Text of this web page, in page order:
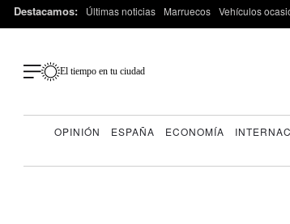
Destacamos: Últimas noticias Marruecos Vehículos
El tiempo en tu ciudad
OPINIÓN ESPAÑA ECONOMÍA